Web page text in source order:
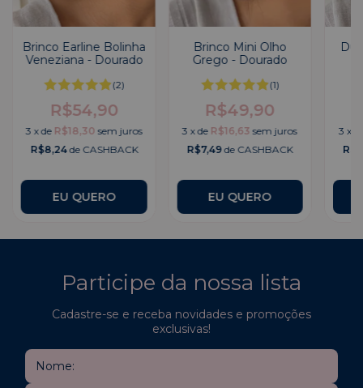
Brinco Earline Bolinha
Veneziana - Dourado
(2)
R$54,90
3 xde R$18,30 sem juros
R$8,24de CASHBACK
Brinco Mini Olho
Grego - Dourado
(1)
R$49,90
3 xde R$16,63 sem juros
R$7,49de CASHBACK
3 x
Participe da nossa lista
Cadastre-se e receba novidades e promoções
exclusivas!